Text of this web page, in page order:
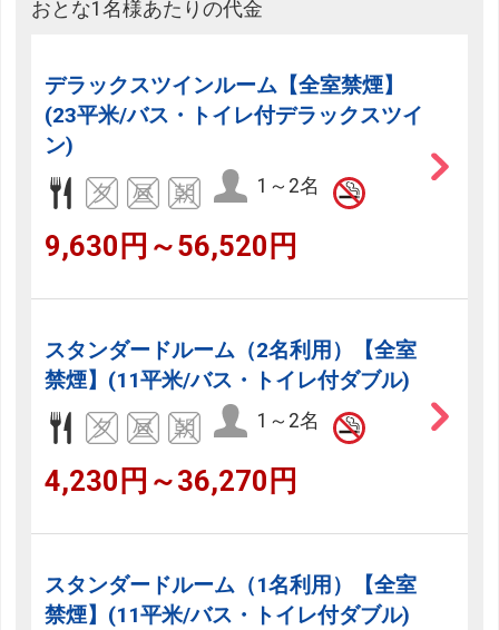
おとな1名様あたりの代金
デラックスツインルーム【全室禁煙】
(23平米/バス・トイレ付デラックスツイ
ン)
1～2名
9,630円～56,520円
スタンダードルーム（2名利用）【全室
禁煙】(11平米/バス・トイレ付ダブル)
1～2名
4,230円～36,270円
スタンダードルーム（1名利用）【全室
禁煙】(11平米/バス・トイレ付ダブル)